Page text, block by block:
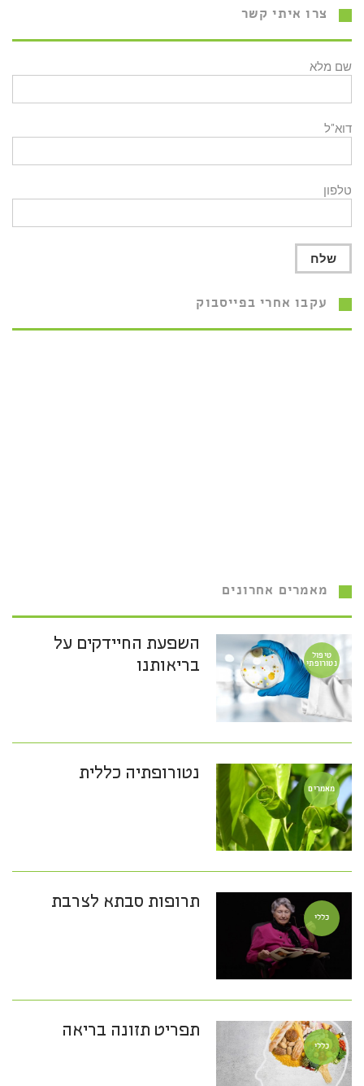
צרו איתי קשר
שם מלא
דוא"ל
טלפון
עקבו אחרי בפייסבוק
מאמרים אחרונים
טיפול
נטורופתי
השפעת החיידקים על
בריאותנו
מאמרים
נטורופתיה כללית
כללי
תרופות סבתא לצרבת
כללי
תפריט תזונה בריאה